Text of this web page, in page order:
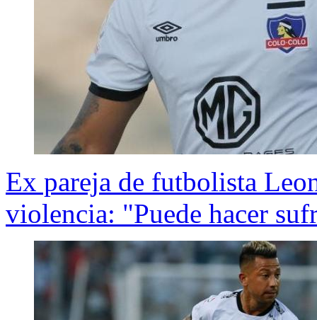
Ex pareja de futbolista
violencia: "Puede hacer